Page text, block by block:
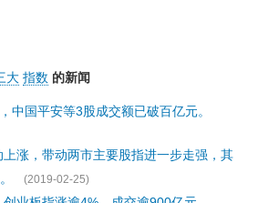
大 指数 的新闻
中国平安等3股成交额已破百亿元。
涨，带动两市主要股指进一步走强，其
(2019-02-25)